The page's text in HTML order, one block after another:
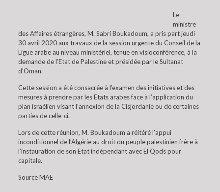
Le
ministre
des Affaires étrangères, M. Sabri Boukadoum, a pris part jeudi
30 avril 2020 aux travaux de la session urgente du Conseil de la
Ligue arabe au niveau ministériel, tenue en visioconférence, à la
demande de l’Etat de Palestine et présidée par le Sultanat
d’Oman.
Cette session a été consacrée à l’examen des initiatives et des
mesures à prendre par les Etats arabes face à l’application du
plan israélien visant l’annexion de la Cisjordanie ou de certaines
parties de celle-ci.
Lors de cette réunion, M. Boukadoum a réitéré l’appui
inconditionnel de l’Algérie au droit du peuple palestinien frère à
l’instauration de son Etat indépendant avec El Qods pour
capitale.
Source MAE